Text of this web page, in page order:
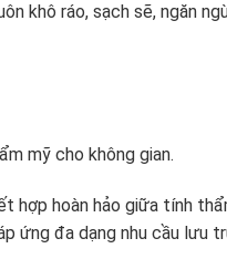
khô ráo, sạch sẽ, ngăn
mỹ cho không gian.
hợp hoàn hảo giữa tính
ứng đa dạng nhu cầu lưu